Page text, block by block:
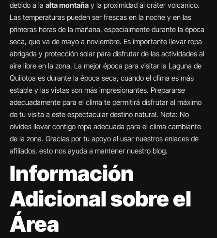
debido a la alta montaña y la proximidad al cráter volcánico.
Las temperaturas pueden ser frescas en la noche y en las
primeras horas de la mañana, especialmente durante la época
seca, que va de mayo a noviembre. Es importante llevar ropa
abrigada y protección solar para disfrutar de las actividades al
aire libre en la zona. La mejor época para visitar la Laguna de
Quilotoa es durante la época seca, cuando el clima es más
estable y las vistas son más impresionantes. Prepararse
adecuadamente para el clima te permitirá disfrutar al máximo
de tu visita a este espectacular destino natural. Nota: No
olvides llevar contigo ropa adecuada para el clima cambiante
de la zona. Gracias por tu apoyo al usar nuestros enlaces de
afiliados, esto nos ayuda a mantener nuestro blog.
Información
Adicional sobre el
Área